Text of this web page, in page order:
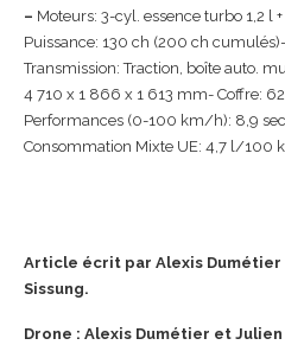
– Moteurs: 3-cyl. essence turbo 1,2 l
Puissance: 130 ch (200 ch
Transmission: Traction, boîte auto.
4 710 x 1 866 x 1 613 mm- Coffre:
Performances (0-100 km/h): 8,9
Consommation Mixte UE: 4,7 l/100
Article écrit par Alexis Dumétier
Sissung.
Drone : Alexis Dumétier et Julien